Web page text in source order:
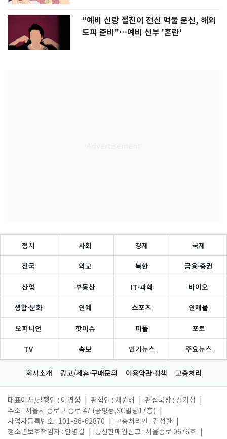
"예비 신랑 절친이 전신 먹물 문신, 해외
도피 준비"…예비 신부 '혼란'
정치 사회 경제 국제
전국 외교 북한 금융·증권
산업 부동산 IT·과학 바이오
생활·문화 연예 스포츠 연재물
오피니언 핫이슈 피플 포토
TV 속보 인기뉴스 주요뉴스
회사소개 광고/제휴·구매문의 이용약관·정책 고충처리
대표이사/발행인 : 이영섭 편집인 : 채원배 편집국장 : 김기성
주소 : 서울시 종로구 종로 47 (공평동,SC빌딩17층)
사업자등록번호 : 101-86-62870
고충처리인 : 김성환
청소년보호책임자 : 안병길
통신판매업신고 : 서울종로 0676호